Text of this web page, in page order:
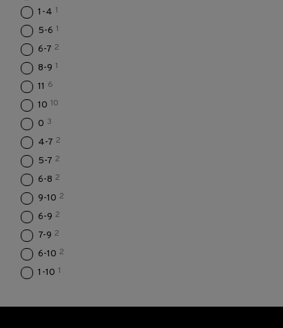
1-4 1
5-6 1
6-7 2
8-9 1
11 6
10 10
0 3
4-7 2
5-7 2
6-8 2
9-10 2
6-9 2
7-9 2
6-10 2
1-10 1